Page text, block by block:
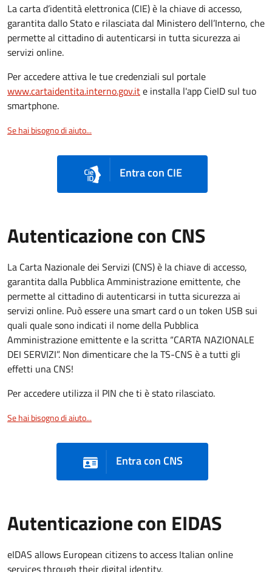
La carta d’identità elettronica (CIE) è la chiave di accesso,
garantita dallo Stato e rilasciata dal Ministero dell’Interno, che
permette al cittadino di autenticarsi in tutta sicurezza ai
servizi online.
Per accedere attiva le tue credenziali sul portale
www.cartaidentita.interno.gov.ite installa l'app CieID sul tuo
smartphone.
Se hai bisogno di aiuto...
Entra con CIE
Autenticazione con CNS
La Carta Nazionale dei Servizi (CNS) è la chiave di accesso,
garantita dalla Pubblica Amministrazione emittente, che
permette al cittadino di autenticarsi in tutta sicurezza ai
servizi online. Può essere una smart card o un token USB sui
quali quale sono indicati il nome della Pubblica
Amministrazione emittente e la scritta “CARTA NAZIONALE
DEI SERVIZI”. Non dimenticare che la TS-CNS è a tutti gli
effetti una CNS!
Per accedere utilizza il PIN che ti è stato rilasciato.
Se hai bisogno di aiuto...
Entra con CNS
Autenticazione con EIDAS
eIDAS allows European citizens to access Italian online
services through their digital identity.